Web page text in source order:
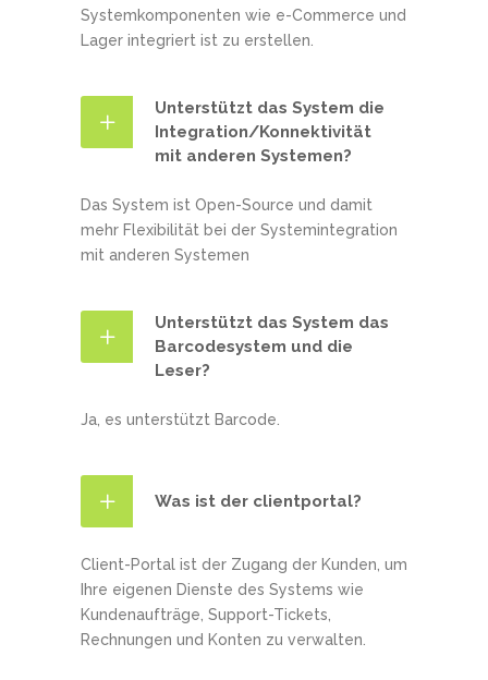
Systemkomponenten wie e-Commerce und
Lager integriert ist zu erstellen.
Unterstützt das System die
Integration/Konnektivität
mit anderen Systemen?
Das System ist Open-Source und damit
mehr Flexibilität bei der Systemintegration
mit anderen Systemen
Unterstützt das System das
Barcodesystem und die
Leser?
Ja, es unterstützt Barcode.
Was ist der clientportal?
Client-Portal ist der Zugang der Kunden, um
Ihre eigenen Dienste des Systems wie
Kundenaufträge, Support-Tickets,
Rechnungen und Konten zu verwalten.